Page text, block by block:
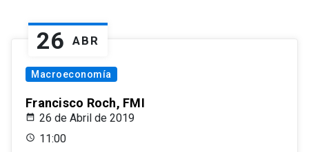
26 ABR
Macroeconomía
Francisco Roch, FMI
26 de Abril de 2019
11:00